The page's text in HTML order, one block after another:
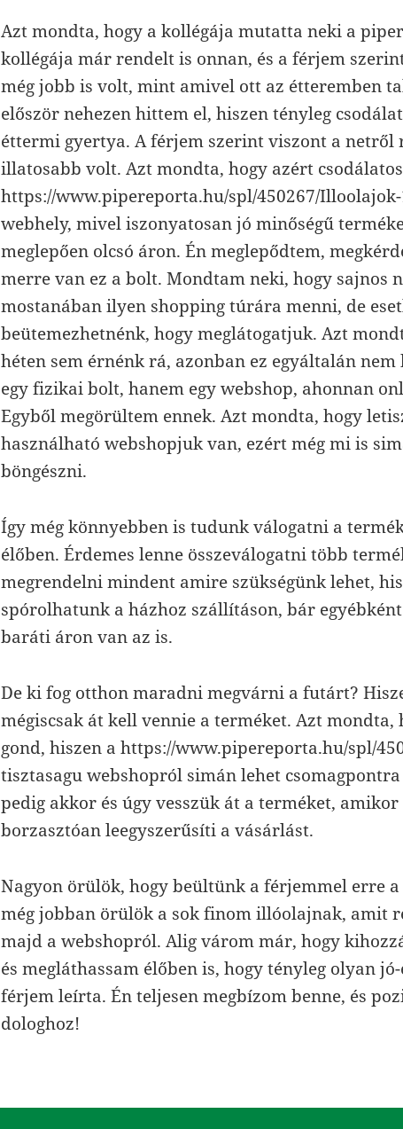
Azt mondta, hogy a kollégája mutatta neki a
kollégája már rendelt is onnan, és a férjem
még jobb is volt, mint amivel ott az étteremben
először nehezen hittem el, hiszen tényleg
éttermi gyertya. A férjem szerint viszont a netről
illatosabb volt. Azt mondta, hogy azért
https://www.pipereporta.hu/spl/450267/
webhely, mivel iszonyatosan jó minőségű
meglepően olcsó áron. Én meglepődtem,
merre van ez a bolt. Mondtam neki, hogy sajnos
mostanában ilyen shopping túrára menni, de
beütemezhetnénk, hogy meglátogatjuk. Azt
héten sem érnénk rá, azonban ez egyáltalán
egy fizikai bolt, hanem egy webshop, ahonnan
Egyből megörültem ennek. Azt mondta, hogy
használható webshopjuk van, ezért még mi is
böngészni.
Így még könnyebben is tudunk válogatni a
élőben. Érdemes lenne összeválogatni több
megrendelni mindent amire szükségünk lehet,
spórolhatunk a házhoz szállításon, bár
baráti áron van az is.
De ki fog otthon maradni megvárni a futárt?
mégiscsak át kell vennie a terméket. Azt mondta,
gond, hiszen a https://www.pipereporta.hu/spl/
tisztasagu webshopról simán lehet
pedig akkor és úgy vesszük át a terméket, amikor
borzasztóan leegyszerűsíti a vásárlást.
Nagyon örülök, hogy beültünk a férjemmel erre a
még jobban örülök a sok finom illóolajnak, amit
majd a webshopról. Alig várom már, hogy
és megláthassam élőben is, hogy tényleg olyan
férjem leírta. Én teljesen megbízom benne, és
dologhoz!